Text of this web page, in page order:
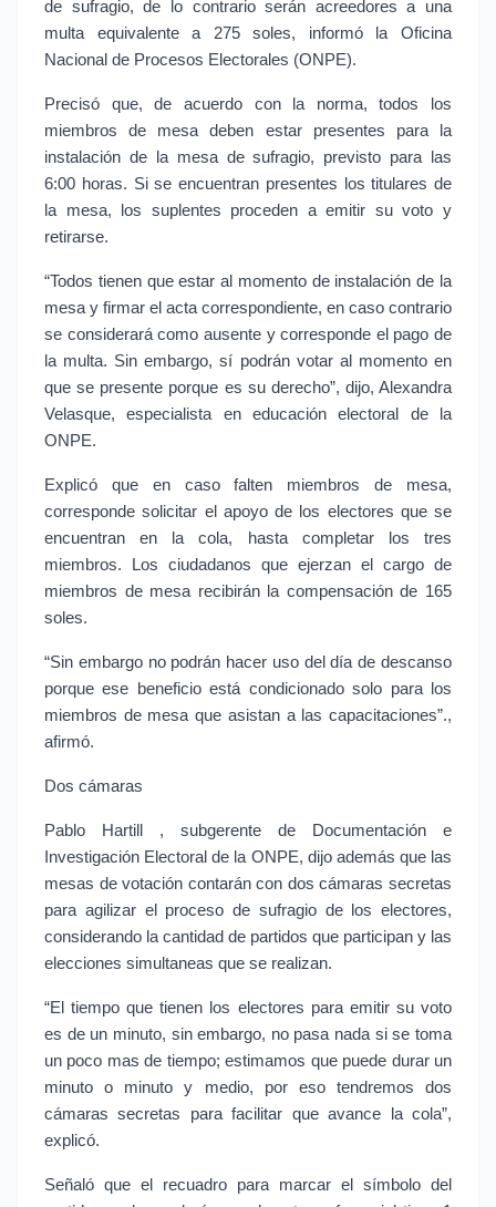
de sufragio, de lo contrario serán acreedores a una
multa equivalente a 275 soles, informó la Oficina
Nacional de Procesos Electorales (ONPE).
Precisó que, de acuerdo con la norma, todos los
miembros de mesa deben estar presentes para la
instalación de la mesa de sufragio, previsto para las
6:00 horas. Si se encuentran presentes los titulares de
la mesa, los suplentes proceden a emitir su voto y
retirarse.
“Todos tienen que estar al momento de instalación de la
mesa y firmar el acta correspondiente, en caso contrario
se considerará como ausente y corresponde el pago de
la multa. Sin embargo, sí podrán votar al momento en
que se presente porque es su derecho”, dijo, Alexandra
Velasque, especialista en educación electoral de la
ONPE.
Explicó que en caso falten miembros de mesa,
corresponde solicitar el apoyo de los electores que se
encuentran en la cola, hasta completar los tres
miembros. Los ciudadanos que ejerzan el cargo de
miembros de mesa recibirán la compensación de 165
soles.
“Sin embargo no podrán hacer uso del día de descanso
porque ese beneficio está condicionado solo para los
miembros de mesa que asistan a las capacitaciones”.,
afirmó.
Dos cámaras
Pablo Hartill , subgerente de Documentación e
Investigación Electoral de la ONPE, dijo además que las
mesas de votación contarán con dos cámaras secretas
para agilizar el proceso de sufragio de los electores,
considerando la cantidad de partidos que participan y las
elecciones simultaneas que se realizan.
“El tiempo que tienen los electores para emitir su voto
es de un minuto, sin embargo, no pasa nada si se toma
un poco mas de tiempo; estimamos que puede durar un
minuto o minuto y medio, por eso tendremos dos
cámaras secretas para facilitar que avance la cola”,
explicó.
Señaló que el recuadro para marcar el símbolo del